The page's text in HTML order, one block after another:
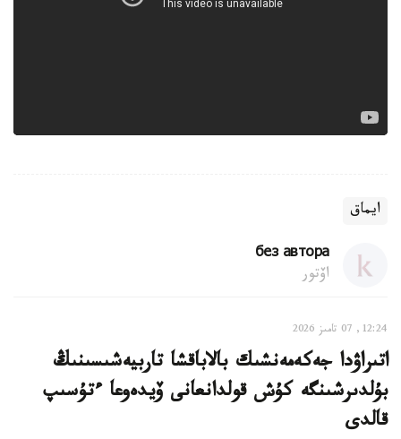
ايماق
без автора
اۆتور
12:24, 07 تامىز 2026
اتىراۋدا جەكەمەنشىك بالاباقشا تاربيەشىسىنىڭ
بۇلدىرشىنگە كۇش قولدانعانى ۆيدەوعا ءتۇسىپ
قالدى